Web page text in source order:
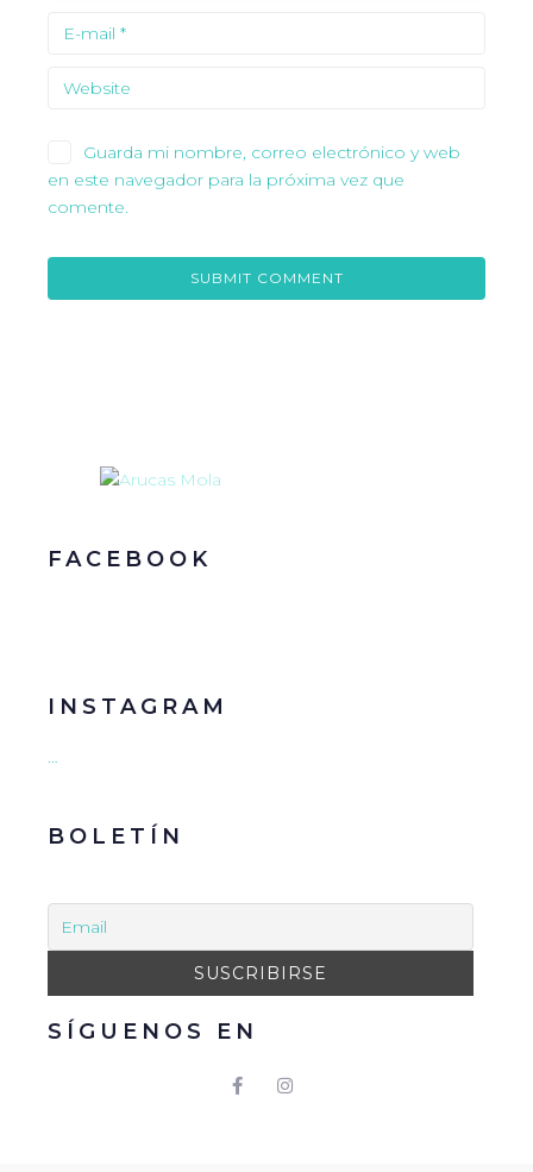
Guarda mi nombre, correo electrónico y web
en este navegador para la próxima vez que
comente.
FACEBOOK
INSTAGRAM
…
BOLETÍN
SÍGUENOS EN